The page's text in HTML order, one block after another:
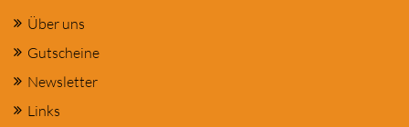
Über uns
Gutscheine
Newsletter
Links